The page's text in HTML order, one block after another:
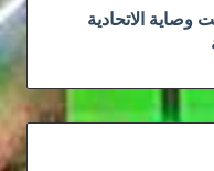
وصاية الاتحادية